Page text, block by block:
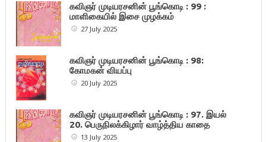
கவிஞர் முடியரசனின் பூங்கொடி : 99 :
மாளிகையில் இசை முழக்கம்
27 July 2025
கவிஞர் முடியரசனின் பூங்கொடி : 98:
கோமகன் வியப்பு
20 July 2025
கவிஞர் முடியரசனின் பூங்கொடி : 97. இயல்
20. பெருநிலக்கிழார் வாழ்த்திய காதை
13 July 2025